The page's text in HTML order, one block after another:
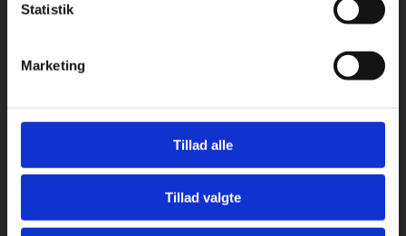
Statistik
Marketing
Tillad alle
Tillad valgte
6230 Rødekro
Kontakt kundeservice
info@praxis.dk
Gå til praxisOnline